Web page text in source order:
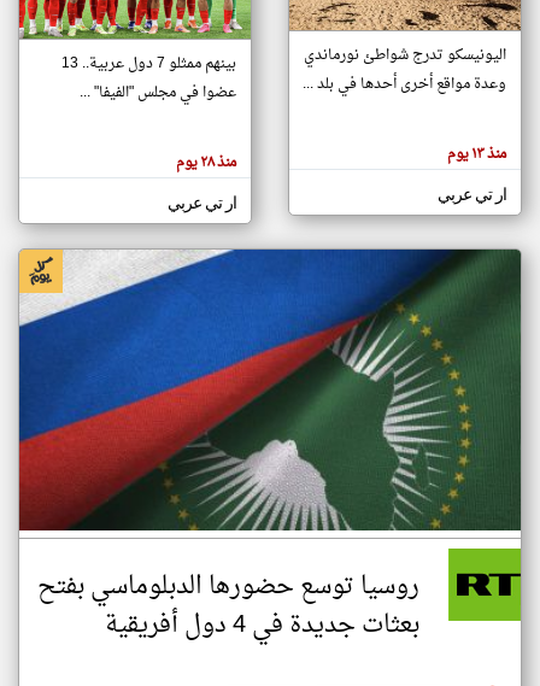
تغيير الدولة
اخبار جزر القمر على مدار الساعة
أهم اخبار جزر القمر العاجلة والمباشرة
هنا عن
وجهة
كاتبيها.
اليونيسكو تدرج شواطئ نورماندي
وعدة مواقع أخرى أحدها في بلد ...
منذ ١٣ يوم
ار تي عربي
بينهم ممثلو 7 دول عربية.. 13
عضوا في مجلس "الفيفا" ...
منذ ٢٨ يوم
ار تي عربي
روسيا توسع حضورها الدبلوماسي بفتح
بعثات جديدة في 4 دول أفريقية
klyoum.com